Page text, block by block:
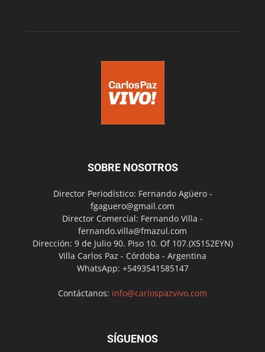
SOBRE NOSOTROS
Director Periodístico: Fernando Agüero -
fgaguero@gmail.com
Director Comercial: Fernando Villa -
fernando.villa@fmazul.com
Dirección: 9 de Julio 90. Piso 10. Of 107.(X5152EYN)
Villa Carlos Paz - Córdoba - Argentina
WhatsApp: +5493541585147
Contáctanos: info@carlospazvivo.com
SÍGUENOS